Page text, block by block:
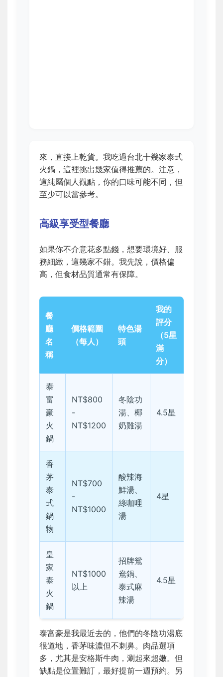
來，直接上乾貨。我吃過台北十幾家泰式
火鍋，這裡挑出幾家值得推薦的。注意，
這純屬個人觀點，你的口味可能不同，但
至少可以當參考。
高級享受型餐廳
如果你不介意花多點錢，想要環境好、服
務細緻，這幾家不錯。我先說，價格偏
高，但食材品質通常有保障。
餐
廳
名
稱
價格範圍
（每人）
特色湯
頭
我的
評分
（5星
滿
分）
泰
富
豪
火
鍋
NT$800
-
NT$1200
冬陰功
湯、椰
奶雞湯
4.5星
香
茅
泰
式
鍋
物
NT$700
-
NT$1000
酸辣海
鮮湯、
綠咖哩
湯
4星
皇
家
泰
火
鍋
NT$1000
以上
招牌鴛
鴦鍋、
泰式麻
辣湯
4.5星
泰富豪是我最近去的，他們的冬陰功湯底
很道地，香茅味濃但不刺鼻。肉品選項
多，尤其是安格斯牛肉，涮起來超嫩。但
缺點是位置難訂，最好提前一週預約。另